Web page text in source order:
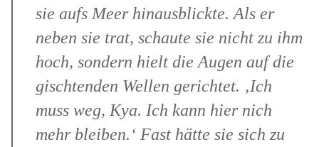
sie aufs Meer hinausblickte. Als er
neben sie trat, schaute sie nicht zu ihm
hoch, sondern hielt die Augen auf die
gischtenden Wellen gerichtet. ‚Ich
muss weg, Kya. Ich kann hier nich
mehr bleiben.‘ Fast hätte sie sich zu